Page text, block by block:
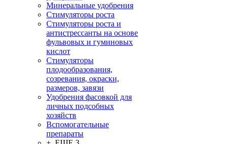
Минеральные удобрения
Стимуляторы роста
Стимуляторы роста и
антистрессанты на основе
фульвовых и гуминовых
кислот
Стимуляторы
плодообразования,
созревания, окраски,
размеров, завязи
Удобрения фасовкой для
личных подсобных
хозяйств
Вспомогательные
препараты